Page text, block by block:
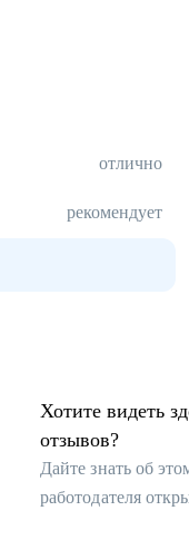
отлично
рекомендует
Хотите видеть
отзывов?
Дайте знать об
работодателя